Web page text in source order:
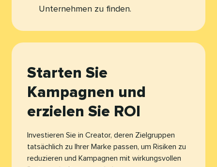
Unternehmen zu finden.​​
Starten Sie
Kampagnen und
erzielen Sie ROI​​
Investieren Sie in Creator, deren Zielgruppen
tatsächlich zu Ihrer Marke passen, um Risiken zu
reduzieren und Kampagnen mit wirkungsvollen